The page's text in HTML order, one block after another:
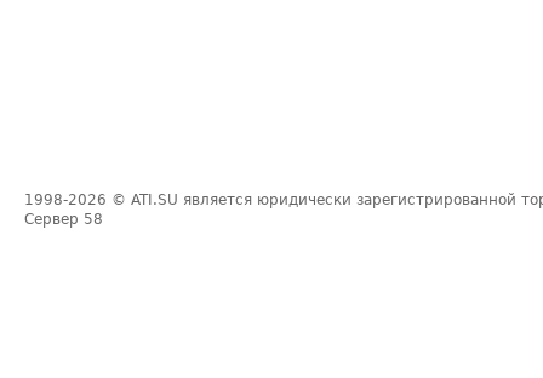
1998-2026 © ATI.SU является юридически зарегистрированной
Сервер 58